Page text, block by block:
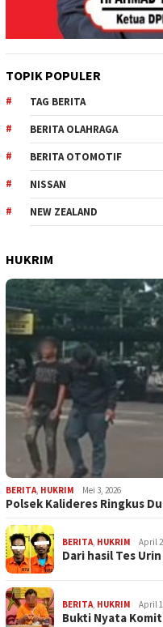
TOPIK POPULER
TAG BERITA
BERITA OLAHRAGA
BERITA OTOMOTIF
NISSAN
NEW ZEALAND
HUKRIM
BERITA, HUKRIM Mei 3, 2026
Polsek Kalideres Ringkus
BERITA, HUKRIM April
Dari hasil Tes
BERITA, HUKRIM April
Bukti Nyata